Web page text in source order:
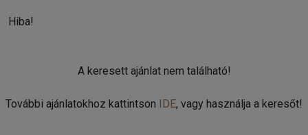
Hiba!
A keresett ajánlat nem található!
További ajánlatokhoz kattintson IDE, vagy használja a keresőt!